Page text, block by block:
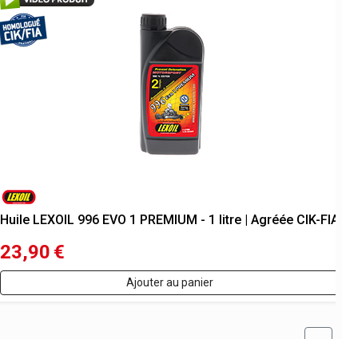
Huile LEXOIL 996 EVO 1 PREMIUM - 1 litre | Agréée CIK-FIA
23,90 €
Ajouter au panier